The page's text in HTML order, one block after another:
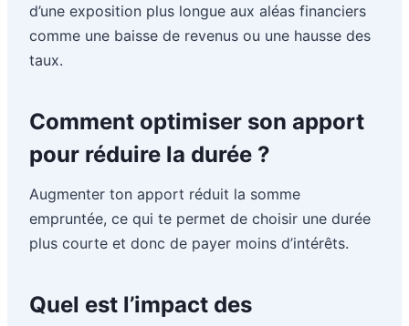
d’une exposition plus longue aux aléas financiers
comme une baisse de revenus ou une hausse des
taux.
Comment optimiser son apport
pour réduire la durée ?
Augmenter ton apport réduit la somme
empruntée, ce qui te permet de choisir une durée
plus courte et donc de payer moins d’intérêts.
Quel est l’impact des